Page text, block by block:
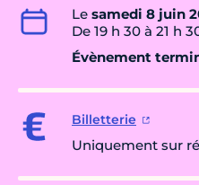
Le samedi 8 juin
De 19 h 30 à 21 h
Évènement
Billetterie
Uniquement sur